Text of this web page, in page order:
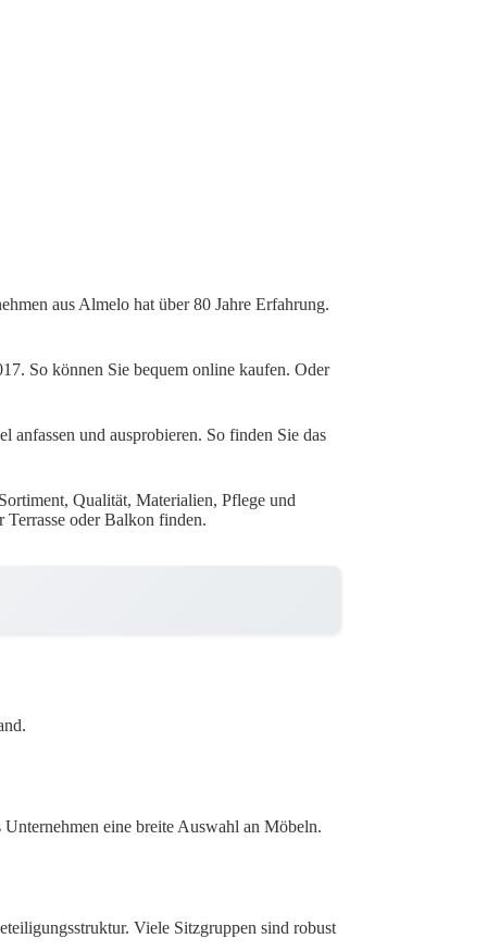
aus Almelo hat über 80 Jahre Erfahrung.
So können Sie bequem online kaufen. Oder
anfassen und ausprobieren. So finden Sie das
Qualität, Materialien, Pflege und
oder Balkon finden.
eine breite Auswahl an Möbeln.
Viele Sitzgruppen sind robust